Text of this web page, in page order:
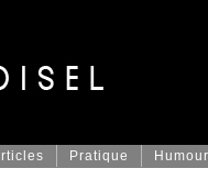
Pratique Humour